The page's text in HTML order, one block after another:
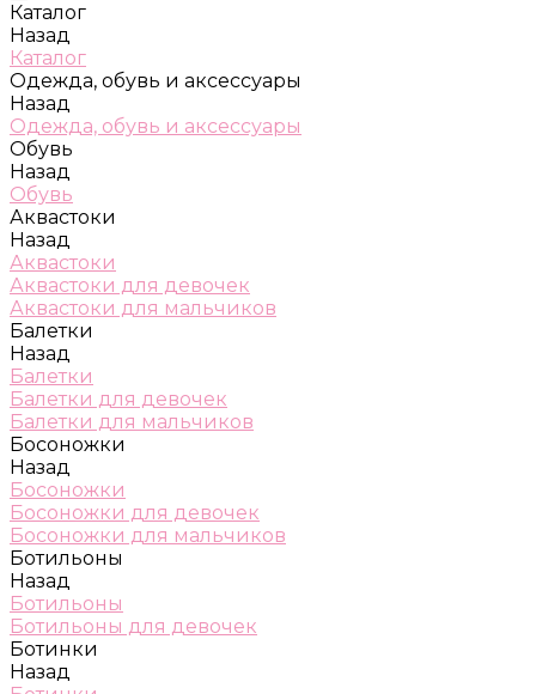
Каталог
Назад
Каталог
Одежда, обувь и аксессуары
Назад
Одежда, обувь и аксессуары
Обувь
Назад
Обувь
Аквастоки
Назад
Аквастоки
Аквастоки для девочек
Аквастоки для мальчиков
Балетки
Назад
Балетки
Балетки для девочек
Балетки для мальчиков
Босоножки
Назад
Босоножки
Босоножки для девочек
Босоножки для мальчиков
Ботильоны
Назад
Ботильоны
Ботильоны для девочек
Ботинки
Назад